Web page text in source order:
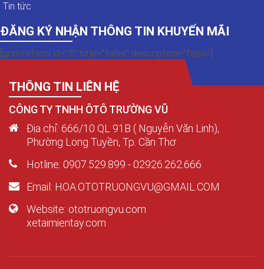
Tin tức
ĐĂNG KÝ NHẬN THÔNG TIN KHUYẾN MÃI
[gravityform id="2" title="false" description="false"]
THÔNG TIN LIÊN HỆ
CÔNG TY TNHH ÔTÔ TRƯỜNG VŨ
Địa chỉ: 666/10 QL 91B ( Nguyễn Văn Linh),
Phường Long Tuyền, Tp. Cần Thơ
Hotline: 0907.529.899 - 02926.262.666
Email: HOA.OTOTRUONGVU@GMAIL.COM
Website: ototruongvu.com
xetaimientay.com